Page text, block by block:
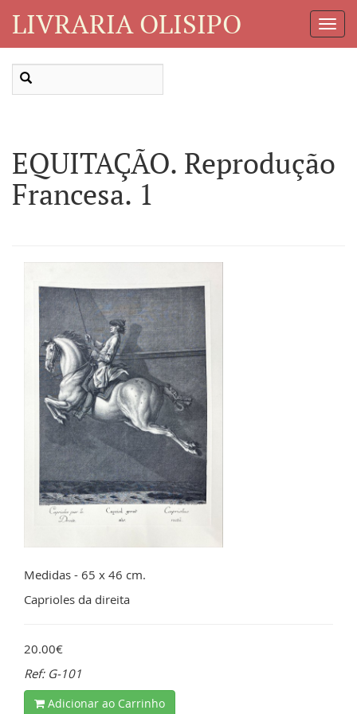
LIVRARIA OLISIPO
EQUITAÇÃO. Reprodução
Francesa. 1
Medidas - 65 x 46 cm.
Caprioles da direita
20.00€
Ref: G-101
Adicionar ao Carrinho